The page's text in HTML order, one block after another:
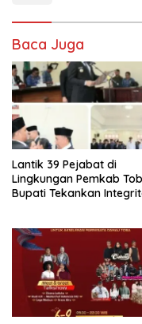
Baca Juga
Lantik 39 Pejabat di
Lingkungan Pemkab
Bupati Tekankan